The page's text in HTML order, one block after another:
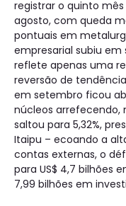
registrar o quinto
agosto, com queda
pontuais em
empresarial subiu
reflete apenas uma
reversão de
em setembro ficou
núcleos arrefecendo,
saltou para 5,32%,
Itaipu – ecoando a
contas externas, o
para US$ 4,7 bilhões
7,99 bilhões em